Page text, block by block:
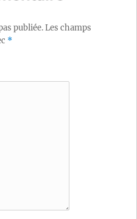
publiée.Les champs
*